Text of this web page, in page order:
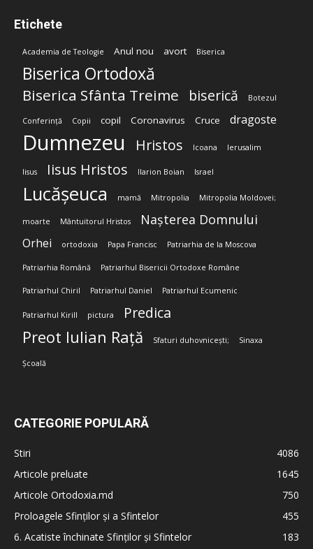
Etichete
Academia de Teologie Anul nou avort Biserica
Biserica Ortodoxă
Biserica Sfânta Treime biserică Botezul
Conferință Copii copil Coronavirus Cruce dragoste
Dumnezeu Hristos Icoana Ierusalim
Iisus Iisus Hristos Ilarion Boian Israel
Lucășeuca mamă Mitropolia Mitropolia Moldovei;
moarte Mântuitorul Hristos Nașterea Domnului
Orhei ortodoxia Papa Francisc Patriarhia de la Moscova
Patriarhia Română Patriarhul Bisericii Ortodoxe Române
Patriarhul Chiril Patriarhul Daniel Patriarhul Ecumenic
Patriarhul Kirill pictura Predica
Preot Iulian Rață Sfaturi duhovnicești; Sinaxa
Școală
CATEGORIE POPULARĂ
Stiri
4086
Articole preluate
1645
Articole Ortodoxia.md
750
Proloagele Sfinților și a Sfintelor
455
6. Acatiste închinate Sfinților și Sfintelor
183